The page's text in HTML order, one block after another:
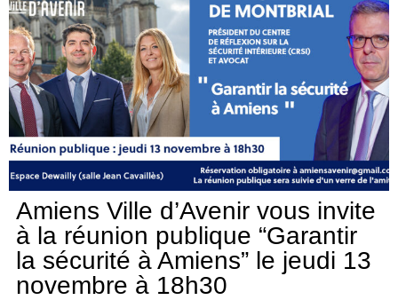
Amiens Ville d’Avenir vous invite
à la réunion publique “Garantir
la sécurité à Amiens” le jeudi 13
novembre à 18h30